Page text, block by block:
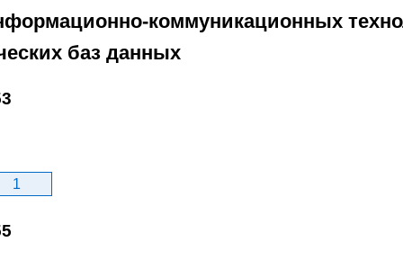
коммуникационных
баз данных
1